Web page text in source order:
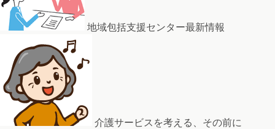
地域包括支援センター最新情報
介護サービスを考える、その前に